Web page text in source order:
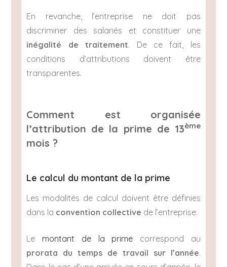
En revanche, l’entreprise ne doit pas
discriminer des salariés et constituer une
inégalité de traitement. De ce fait, les
conditions d’attributions doivent être
transparentes.
Comment est organisée
l’attribution de la prime de 13ème
mois ?
Le calcul du montant de la prime
Les modalités de calcul doivent être définies
dans la convention collective de l’entreprise.
Le montant de la prime correspond au
prorata du temps de travail sur l’année.